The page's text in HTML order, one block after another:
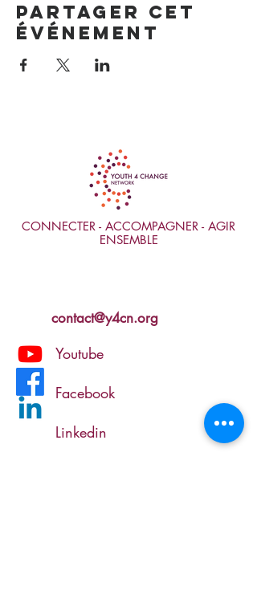
Partager cet
événement
CONNECTER - ACCOMPAGNER - AGIR
ENSEMBLE
contact@y4cn.org
Youtube
Facebook
Linkedin